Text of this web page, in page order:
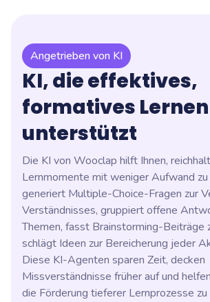
Angetrieben von KI
KI, die effektives,
formatives Lernen
unterstützt
Die KI von Wooclap hilft Ihnen,
Lernmomente mit weniger Aufwand zu
generiert Multiple-Choice-Fragen zur
Verständnisses, gruppiert offene
Themen, fasst Brainstorming-Beiträge
schlägt Ideen zur Bereicherung jeder
Diese KI-Agenten sparen Zeit, decken
Missverständnisse früher auf und
die Förderung tieferer Lernprozesse zu